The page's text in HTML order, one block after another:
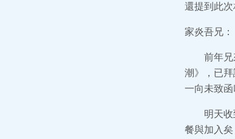
還提到此次
家炎吾兄：
前年
潮》，已
一向未致函
明天
餐與加入